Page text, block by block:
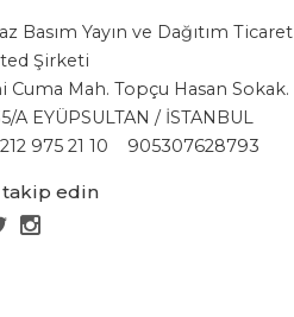
Basım Yayın ve Dağıtım Ticaret
Şirketi
Cuma Mah. Topçu Hasan Sokak.
A EYÜPSULTAN / İSTANBUL
975 21 10
905307628793
edin